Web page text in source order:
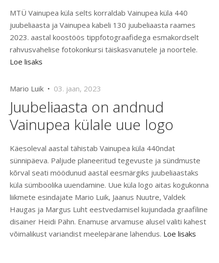
MTÜ Vainupea küla selts korraldab Vainupea küla 440
juubeliaasta ja Vainupea kabeli 130 juubeliaasta raames
2023. aastal koostöös tippfotograafidega esmakordselt
rahvusvahelise fotokonkursi täiskasvanutele ja noortele.
Loe lisaks
Mario Luik • 03. jaan, 2023
Juubeliaasta on andnud
Vainupea külale uue logo
Käesoleval aastal tähistab Vainupea küla 440ndat
sünnipäeva. Paljude planeeritud tegevuste ja sündmuste
kõrval seati möödunud aastal eesmärgiks juubeliaastaks
küla sümboolika uuendamine. Uue küla logo aitas kogukonna
liikmete esindajate Mario Luik, Jaanus Nuutre, Valdek
Haugas ja Margus Luht eestvedamisel kujundada graafiline
disainer Heidi Pähn. Enamuse arvamuse alusel valiti kahest
võimalikust variandist meelepärane lahendus. Loe lisaks